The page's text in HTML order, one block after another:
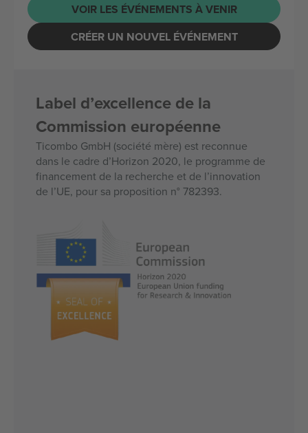
VOIR LES ÉVÉNEMENTS À VENIR
CRÉER UN NOUVEL ÉVÉNEMENT
Label d’excellence de la
Commission européenne
Ticombo GmbH (société mère) est reconnue
dans le cadre d’Horizon 2020, le programme de
financement de la recherche et de l’innovation
de l’UE, pour sa proposition n° 782393.